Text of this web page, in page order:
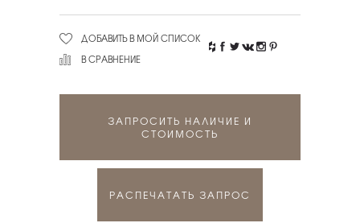
ДОБАВИТЬ В МОЙ СПИСОК
В СРАВНЕНИЕ
ЗАПРОСИТЬ НАЛИЧИЕ И
СТОИМОСТЬ
РАСПЕЧАТАТЬ ЗАПРОС